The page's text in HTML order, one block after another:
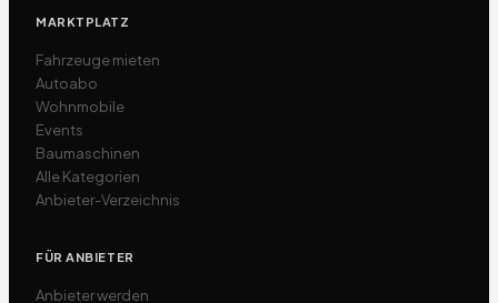
MARKTPLATZ
Fahrzeuge mieten
Autoabo
Wohnmobile
Events
Baumaschinen
Alle Kategorien
Anbieter-Verzeichnis
FÜR ANBIETER
Anbieter werden